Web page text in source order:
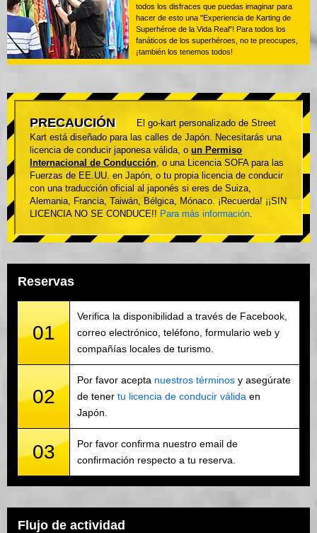
todos los disfraces que puedas imaginar para
hacer de esto una "Experiencia de Karting de
Superhéroe de la Vida Real"! Para todos los
fanáticos de los superhéroes, no te preocupes,
¡también los tenemos todos!
PRECAUCIÓN
El go-kart personalizado de Street
Kart está diseñado para las calles de Japón. Necesitarás una
licencia de conducir japonesa válida, o un Permiso
Internacional de Conducción , o una Licencia SOFA para las
Fuerzas de EE.UU. en Japón, o tu propia licencia de conducir
con una traducción oficial al japonés si eres de Suiza,
Alemania, Francia, Taiwán, Bélgica, Mónaco. ¡Recuerda! ¡¡SIN
LICENCIA NO SE CONDUCE!! Para más información
Reservas
01
Verifica la disponibilidad a través de Facebook,
correo electrónico, teléfono, formulario web y
compañías locales de turismo.
02
Por favor acepta nuestros términos y asegúrate
de tener tu licencia de conducir válida en
Japón.
03
Por favor confirma nuestro email de
confirmación respecto a tu reserva.
Flujo de actividad